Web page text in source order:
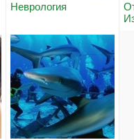
Неврология